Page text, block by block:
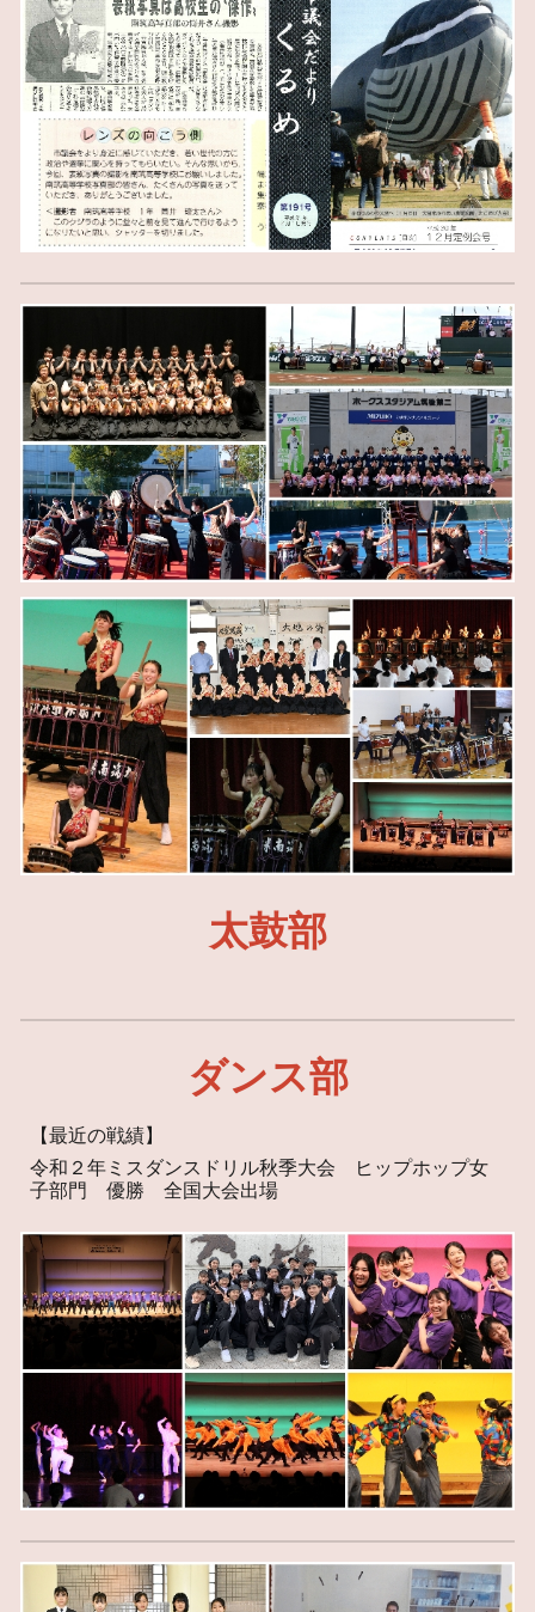
太鼓部
ダンス部
【最近の戦績】
令和２年ミスダンスドリル秋季大会 ヒップホップ女
子部門 優勝 全国大会出場